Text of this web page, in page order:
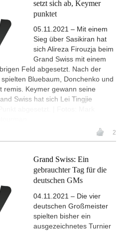
setzt sich ab, Keymer
punktet
05.11.2021 – Mit einem
Sieg über Sasikiran hat
sich Alireza Firouzja beim
Grand Swiss mit einem
Feld abgesetzt. Nach der
Bluebaum, Donchenko und
remis. Keymer gewann seine
Swiss hat sich Lei Tingjie
2
Grand Swiss: Ein
gebrauchter Tag für die
deutschen GMs
04.11.2021 – Die vier
deutschen Großmeister
spielten bisher ein
ausgezeichnetes Turnier